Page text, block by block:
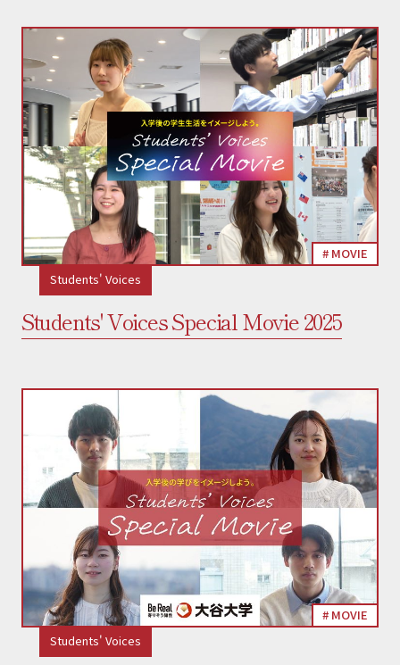
MOVIE
Students' Voices
Students' Voices Special Movie 2025
MOVIE
Students' Voices